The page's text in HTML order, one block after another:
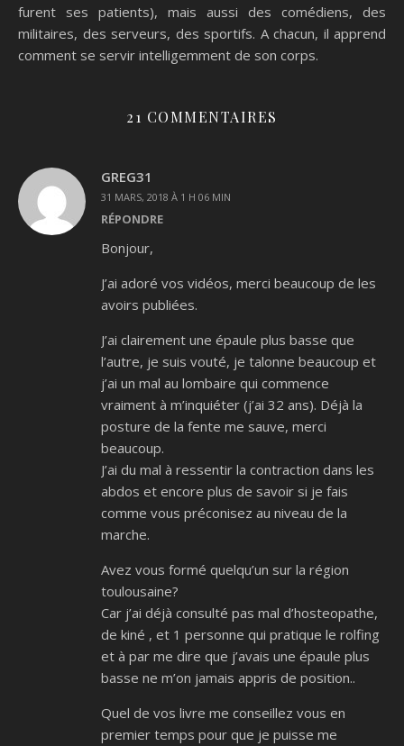
furent ses patients), mais aussi des comédiens, des
militaires, des serveurs, des sportifs. A chacun, il apprend
comment se servir intelligemment de son corps.
21 COMMENTAIRES
GREG31
31 MARS, 2018 À 1 H 06 MIN
RÉPONDRE
Bonjour,
J’ai adoré vos vidéos, merci beaucoup de les
avoirs publiées.
J’ai clairement une épaule plus basse que
l’autre, je suis vouté, je talonne beaucoup et
j’ai un mal au lombaire qui commence
vraiment à m’inquiéter (j’ai 32 ans). Déjà la
posture de la fente me sauve, merci
beaucoup.
J’ai du mal à ressentir la contraction dans les
abdos et encore plus de savoir si je fais
comme vous préconisez au niveau de la
marche.
Avez vous formé quelqu’un sur la région
toulousaine?
Car j’ai déjà consulté pas mal d’hosteopathe,
de kiné , et 1 personne qui pratique le rolfing
et à par me dire que j’avais une épaule plus
basse ne m’on jamais appris de position..
Quel de vos livre me conseillez vous en
premier temps pour que je puisse me